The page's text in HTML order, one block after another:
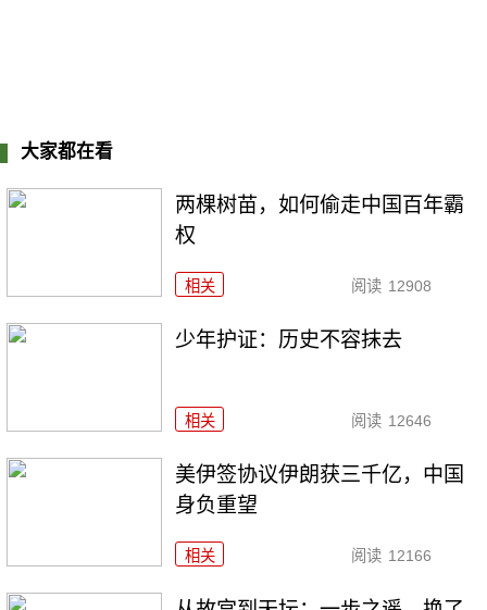
大家都在看
两棵树苗，如何偷走中国百年霸
权
相关 阅读 12908
少年护证：历史不容抹去
相关 阅读 12646
美伊签协议伊朗获三千亿，中国
身负重望
相关 阅读 12166